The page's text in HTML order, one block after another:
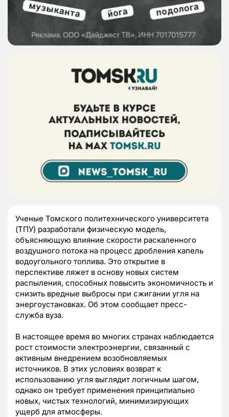
Ученые Томского политехнического университета
(ТПУ) разработали физическую модель,
объясняющую влияние скорости раскаленного
воздушного потока на процесс дробления капель
водоугольного топлива. Это открытие в
перспективе ляжет в основу новых систем
распыления, способных повысить экономичность и
снизить вредные выбросы при сжигании угля на
энергоустановках. Об этом сообщает пресс-
служба вуза.
В настоящее время во многих странах наблюдается
рост стоимости электроэнергии, связанный с
активным внедрением возобновляемых
источников. В этих условиях возврат к
использованию угля выглядит логичным шагом,
однако он требует применения принципиально
новых, чистых технологий, минимизирующих
ущерб для атмосферы.